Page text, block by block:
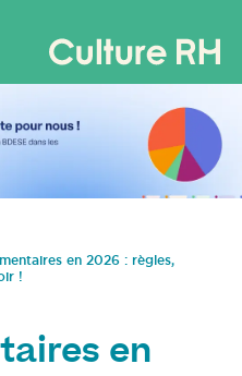
en 2026 : règles,
!
en